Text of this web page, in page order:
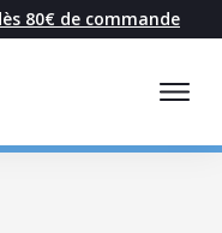
80€ de commande